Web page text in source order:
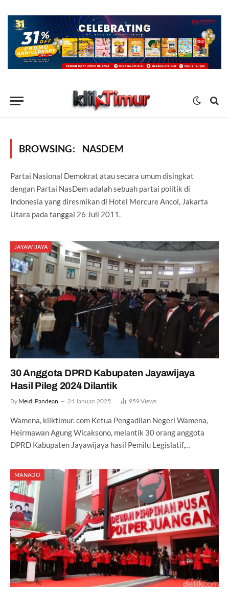
BROWSING: NASDEM
Partai Nasional Demokrat atau secara umum disingkat
dengan Partai NasDem adalah sebuah partai politik di
Indonesia yang diresmikan di Hotel Mercure Ancol, Jakarta
Utara pada tanggal 26 Juli 2011.
JAYAWIJAYA
30 Anggota DPRD Kabupaten Jayawijaya
Hasil Pileg 2024 Dilantik
By Meidi Pandean 24 Januari 2025 959Views
Wamena, kliktimur. com Ketua Pengadilan Negeri Wamena,
Heirmawan Agung Wicaksono, melantik 30 orang anggota
DPRD Kabupaten Jayawijaya hasil Pemilu Legislatif,…
MANADO